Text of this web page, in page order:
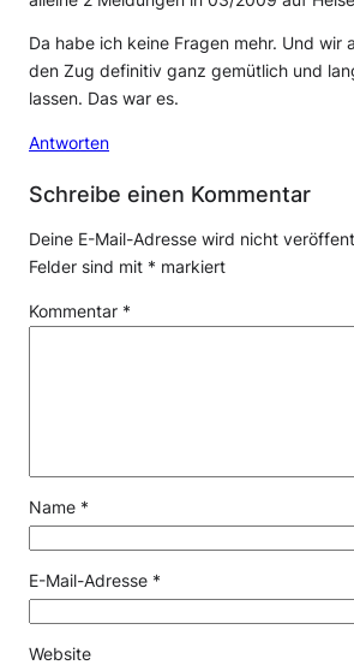
Da habe ich keine Fragen mehr. Und wir
den Zug definitiv ganz gemütlich und
lassen. Das war es.
Antworten
Schreibe einen Kommentar
Deine E-Mail-Adresse wird nicht
Felder sind mit * markiert
Kommentar *
Name *
E-Mail-Adresse *
Website